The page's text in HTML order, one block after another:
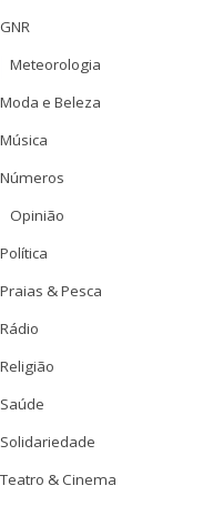
GNR
Meteorologia
Moda e Beleza
Música
Números
Opinião
Política
Praias & Pesca
Rádio
Religião
Saúde
Solidariedade
Teatro & Cinema